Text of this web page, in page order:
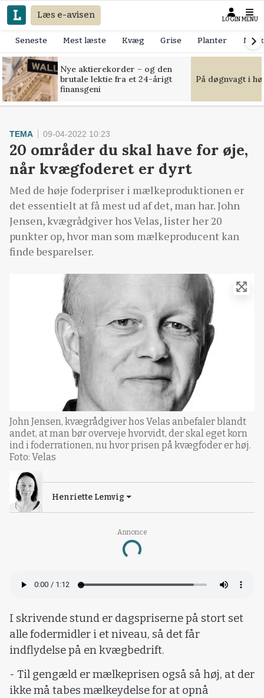
Læs e-avisen LOGIN MENU
Seneste Mest læste Kvæg Grise Planter
Nye aktierekorder – og den
brutale lektie fra et 24-årigt
finansgeni
På døgnvagt i
Annonce
Loading...
TEMA 09-04-2022 10:23
20 områder du skal have for øje,
når kvægfoderet er dyrt
Med de høje foderpriser i mælkeproduktionen er
det essentielt at få mest ud af det, man har. John
Jensen, kvægrådgiver hos Velas, lister her 20
punkter op, hvor man som mælkeproducent kan
finde besparelser.
John Jensen, kvægrådgiver hos Velas anbefaler blandt
andet, at man bør overveje hvorvidt, der skal eget korn
ind i foderrationen, nu hvor prisen på kvægfoder er høj.
Foto: Velas
Henriette Lemvig
I skrivende stund er dagspriserne på stort set
alle fodermidler i et niveau, så det får
indflydelse på en kvægbedrift.
- Til gengæld er mælkeprisen også så høj, at der
ikke må tabes mælkeydelse for at opnå